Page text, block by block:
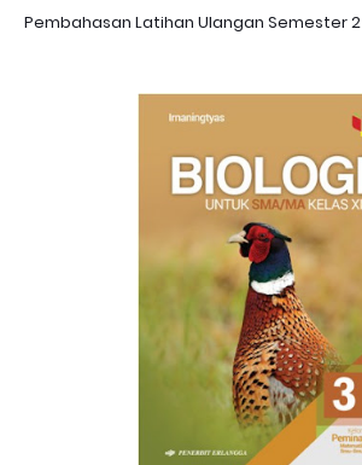
Pembahasan Latihan Ulangan Semester 2